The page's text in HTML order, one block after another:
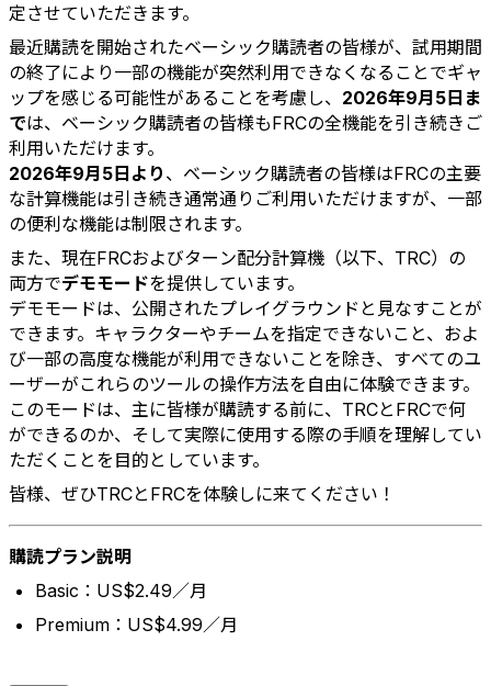
定させていただきます。
最近購読を開始されたベーシック購読者の皆様が、試用期間
の終了により一部の機能が突然利用できなくなることでギャ
ップを感じる可能性があることを考慮し、 2026年9月5日ま
では、ベーシック購読者の皆様もFRCの全機能を引き続きご
利用いただけます。
2026年9月5日より 、ベーシック購読者の皆様はFRCの主要
な計算機能は引き続き通常通りご利用いただけますが、一部
の便利な機能は制限されます。
また、現在FRCおよびターン配分計算機（以下、TRC）の
両方でデモモードを提供しています。
デモモードは、公開されたプレイグラウンドと見なすことが
できます。キャラクターやチームを指定できないこと、およ
び一部の高度な機能が利用できないことを除き、すべてのユ
ーザーがこれらのツールの操作方法を自由に体験できます。
このモードは、主に皆様が購読する前に、TRCとFRCで何
ができるのか、そして実際に使用する際の手順を理解してい
ただくことを目的としています。
皆様、ぜひTRCとFRCを体験しに来てください！
購読プラン説明
Basic：US$2.49／月
Premium：US$4.99／月